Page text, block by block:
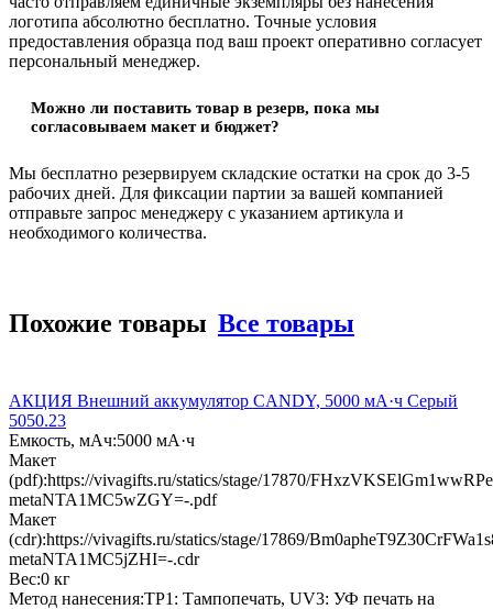
логотипа абсолютно бесплатно. Точные условия
предоставления образца под ваш проект оперативно согласует
персональный менеджер.
Можно ли поставить товар в резерв, пока мы
согласовываем макет и бюджет?
Мы бесплатно резервируем складские остатки на срок до 3-5
рабочих дней. Для фиксации партии за вашей компанией
отправьте запрос менеджеру с указанием артикула и
необходимого количества.
Похожие товары Все товары
АКЦИЯ Внешний аккумулятор CANDY, 5000 мА·ч Серый
5050.23
Емкость, мАч:5000 мА·ч
Макет
(pdf):https://vivagifts.ru/statics/stage/17870/
metaNTA1MC5wZGY=-.pdf
Макет
(cdr):https://vivagifts.ru/statics/stage/17869/
metaNTA1MC5jZHI=-.cdr
Вес:0 кг
Метод нанесения:TP1: Тампопечать, UV3: УФ печать на